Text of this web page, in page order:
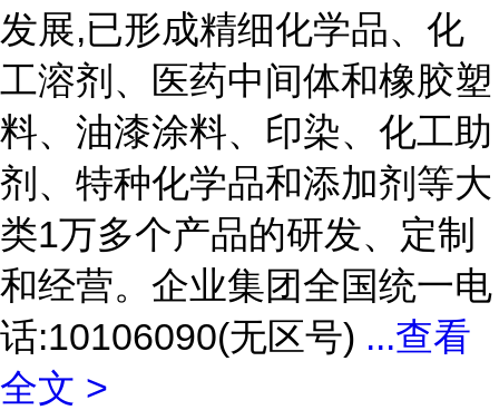
发展,已形成精细化学品、化
工溶剂、医药中间体和橡胶塑
料、油漆涂料、印染、化工助
剂、特种化学品和添加剂等大
类1万多个产品的研发、定制
和经营。企业集团全国统一电
话:10106090(无区号) ...查看
全文 >